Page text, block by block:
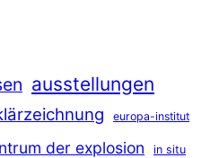
ausstellungen
europa-institut
der explosion in situ